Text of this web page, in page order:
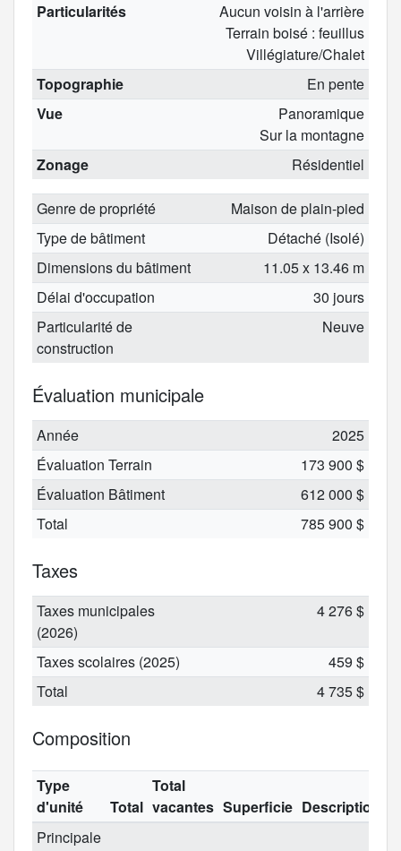
Particularités
Aucun voisin à l'arrière
Terrain boisé : feuillus
Villégiature/Chalet
Topographie
En pente
Vue
Panoramique
Sur la montagne
Zonage
Résidentiel
Genre de propriété
Maison de plain-pied
Type de bâtiment
Détaché (Isolé)
Dimensions du bâtiment
11.05 x 13.46 m
Délai d'occupation
30 jours
Particularité de
construction
Neuve
Évaluation municipale
Année
2025
Évaluation Terrain
173 900 $
Évaluation Bâtiment
612 000 $
Total
785 900 $
Taxes
Taxes municipales
(2026)
4 276 $
Taxes scolaires (2025)
459 $
Total
4 735 $
Composition
Type
d'unité
Total
Total
vacantes Superficie Description
Principale